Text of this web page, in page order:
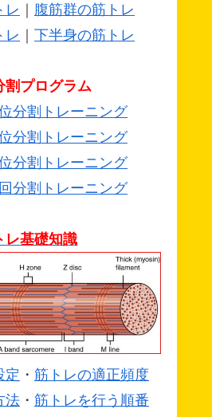
レ ｜ 腹筋群の筋トレ
レ ｜ 下半身の筋トレ
割プログラム
分割トレーニング
分割トレーニング
分割トレーニング
分割トレーニング
レ基礎知識
定 ・ 筋トレの適正頻度
法 ・ 筋トレを行う順番